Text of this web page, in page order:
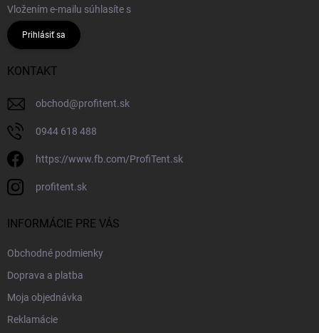
Vložením e-mailu súhlasíte s
Prihlásiť sa
KONTAKT
obchod@profitent.sk
0944 618 488
https://www.fb.com/ProfiTent.sk
profitent.sk
INFORMÁCIE PRE VÁS
Obchodné podmienky
Doprava a platba
Moja objednávka
Reklamácie